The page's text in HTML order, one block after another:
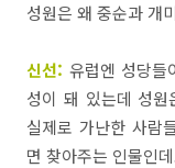
성원은 왜 중순과 개
신선: 유럽엔 성당들
성이 돼 있는데 성원
실제로 가난한 사람
면 찾아주는 인물인